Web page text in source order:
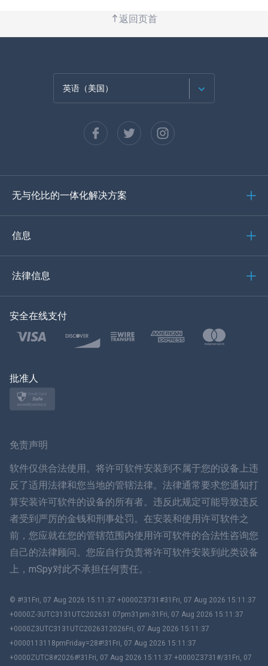
返回页首
英语（美国）
西班牙语
德语
土耳其语
波兰文
ภาษาไทย
简体中文
丹麦语
हिंदी
עברית
无与伦比的一体化解决方案
信息
法律信息
安全在线支付
批准人
免责声明
软件仅供合法使用。将许可软件安装到不属于您的设备上违
反了适用法律和您当地的管辖法律。法律通常要求您通知打
算安装许可软件的设备的所有者。违反此规定可能导致违反
者受到严厉的金钱和刑事处罚。在安装和使用许可软件之
前，您应就在您的管辖范围内使用许可软件的合法性咨询您
自己的法律顾问。您应自行负责将许可软件安装到此类设备
上，mSpy对此不承担任何责任。.
© #!31Fri, 07 Aug 2026 15:11:37 +0000Z3731#31Fri, 07 Aug 2026 15:11:37
+0000Z-3UTC3131UTC202631 07pm31pm-31Fri, 07 Aug 2026 15:11:37
+0000Z3UTC3131UTC2026312026Fri, 07 Aug 2026 15:11:37
+0000113118pmFriday=28#!31Fri, 07 Aug 2026 15:11:37
+0000ZUTC8#2026#!31Fri, 07 Aug 2026 15:11:37 +0000Z3731#/31Fri, 07